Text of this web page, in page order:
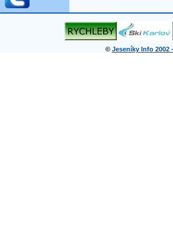
© Jeseníky Info 2002